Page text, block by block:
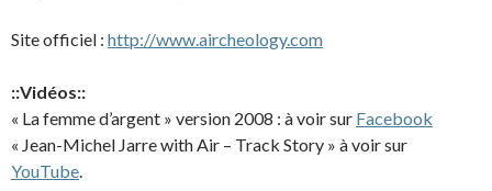
Site officiel : http://www.aircheology.com
::Vidéos::
« La femme d’argent » version 2008 : à voir sur Facebook
« Jean-Michel Jarre with Air – Track Story » à voir sur
YouTube